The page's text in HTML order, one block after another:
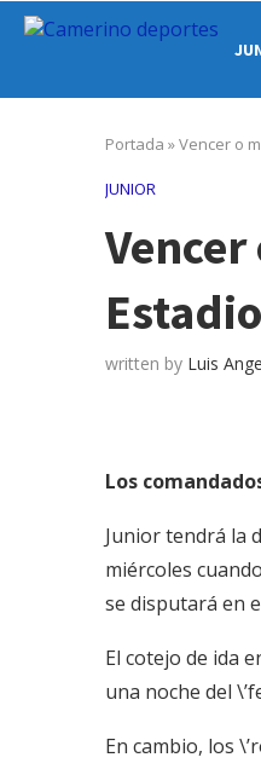
Portada »Vencer o
JUNIOR
written by Luis
Los
Junior tendrá la
miércoles
se disputará en
El cotejo de ida
una noche del
En cambio, los